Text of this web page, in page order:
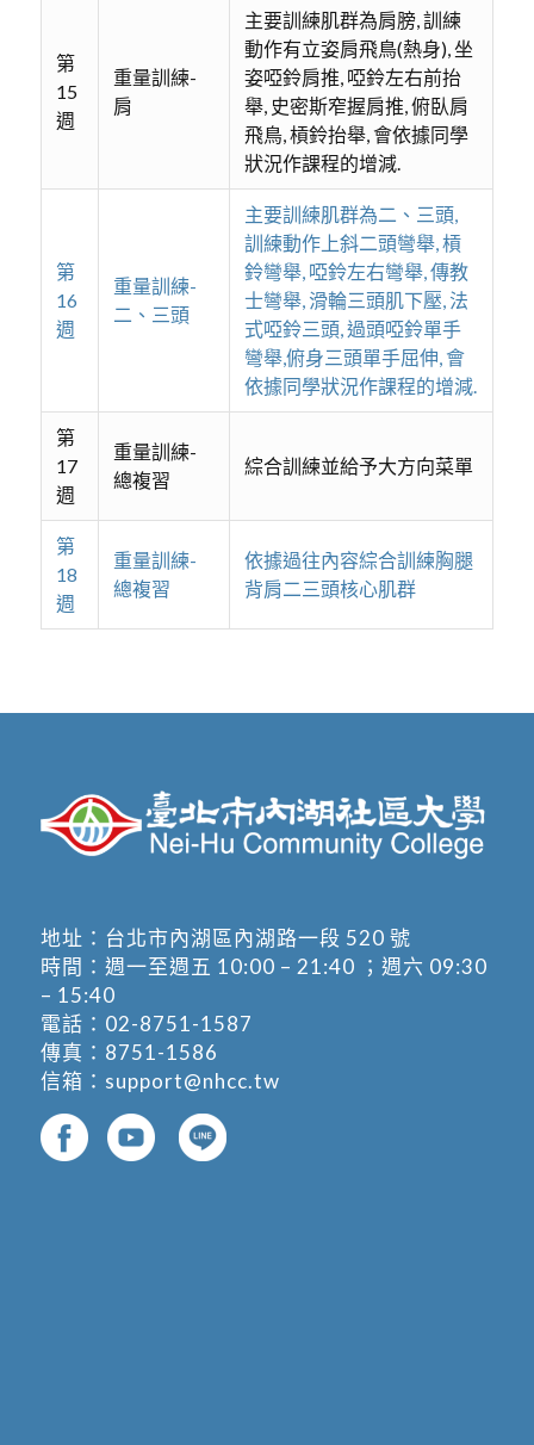
第
15
週
重量訓練-
肩
主要訓練肌群為肩膀, 訓練
動作有立姿肩飛鳥(熱身), 坐
姿啞鈴肩推, 啞鈴左右前抬
舉, 史密斯窄握肩推, 俯臥肩
飛鳥, 槓鈴抬舉, 會依據同學
狀況作課程的增減.
第
16
週
重量訓練-
二、三頭
主要訓練肌群為二、三頭,
訓練動作上斜二頭彎舉, 槓
鈴彎舉, 啞鈴左右彎舉, 傳教
士彎舉, 滑輪三頭肌下壓, 法
式啞鈴三頭, 過頭啞鈴單手
彎舉,俯身三頭單手屈伸, 會
依據同學狀況作課程的增減.
第
17
週
重量訓練-
總複習
綜合訓練並給予大方向菜單
第
18
週
重量訓練-
總複習
依據過往內容綜合訓練胸腿
背肩二三頭核心肌群
地址： 台北市內湖區內湖路一段 520 號
時間：週一至週五 10:00 – 21:40 ；週六 09:30
– 15:40
電話： 02-8751-1587
傳真：8751-1586
信箱： support@nhcc.tw